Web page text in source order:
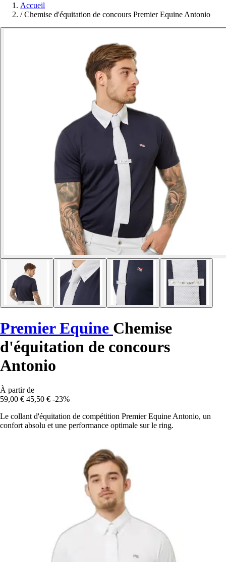
Accueil
/ Chemise d'équitation de concours Premier Equine Antonio
Premier Equine Chemise
d'équitation de concours
Antonio
À partir de
59,00 € 45,50 € -23%
Le collant d'équitation de compétition Premier Equine Antonio, un
confort absolu et une performance optimale sur le ring.